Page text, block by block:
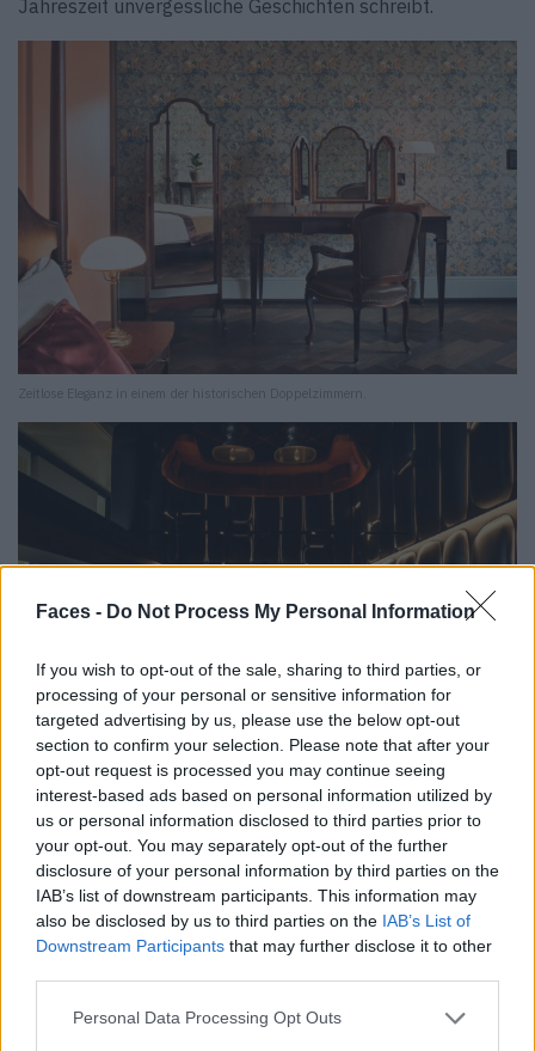
Faces - Do Not Process My Personal Information
If you wish to opt-out of the sale, sharing to third parties, or
processing of your personal or sensitive information for
targeted advertising by us, please use the below opt-out
section to confirm your selection. Please note that after your
opt-out request is processed you may continue seeing
interest-based ads based on personal information utilized by
us or personal information disclosed to third parties prior to
your opt-out. You may separately opt-out of the further
disclosure of your personal information by third parties on the
IAB’s list of downstream participants. This information may
also be disclosed by us to third parties on the IAB’s List of
Downstream Participants that may further disclose it to other
Personal Data Processing Opt Outs
Jahreszeit unvergessliche Geschichten schreibt.
Zeitlose Eleganz in einem der historischen Doppelzimmern.
Die Kunst des Entspannens wird in der Canvas Bar & Lounge zelebriert.
The Dolder Grand
Was schenkt man jemandem zum 125-jährigen
Geburtstag? Seine ganze Aufmerksamkeit. Denn wer ein
so hohes Alter erreicht, muss fast alles richtig machen.